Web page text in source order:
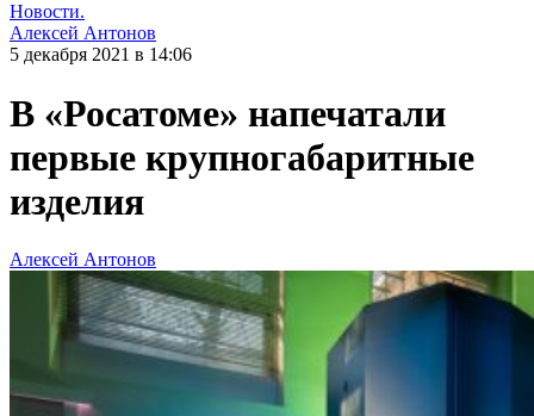
Новости.
Алексей Антонов
5 декабря 2021 в 14:06
В «Росатоме» напечатали
первые крупногабаритные
изделия
Алексей Антонов